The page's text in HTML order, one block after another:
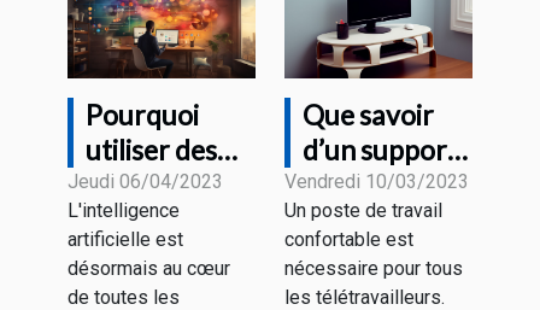
Pourquoi
utiliser des
outils de
rédaction IA ?
Jeudi 06/04/2023
L'intelligence
artificielle est
désormais au cœur
de toutes les
Que savoir
d’un support
pour un écran
PC ?
Vendredi 10/03/2023
Un poste de travail
confortable est
nécessaire pour tous
les télétravailleurs.